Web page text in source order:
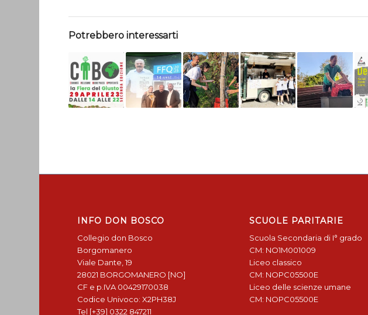
Potrebbero interessarti
INFO DON BOSCO
Collegio don Bosco
Borgomanero
Viale Dante, 19
28021 BORGOMANERO [NO]
CF e p.IVA 00429170038
Codice Univoco: X2PH38J
Tel [+39] 0322 847211
SCUOLE PARITARIE
Scuola Secondaria di I° grado
CM: NO1M001009
Liceo classico
CM: NOPC05500E
Liceo delle scienze umane
CM: NOPC05500E